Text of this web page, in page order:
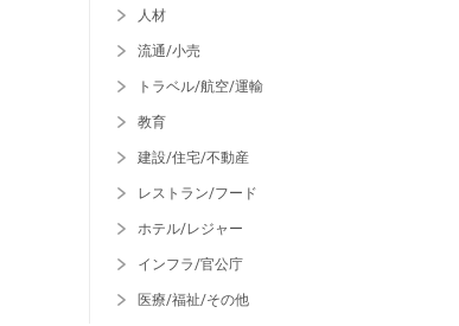
人材
流通/小売
トラベル/航空/運輸
教育
建設/住宅/不動産
レストラン/フード
ホテル/レジャー
インフラ/官公庁
医療/福祉/その他